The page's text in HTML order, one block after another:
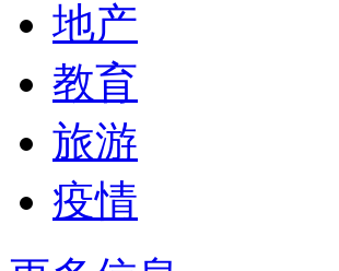
地产
教育
旅游
疫情